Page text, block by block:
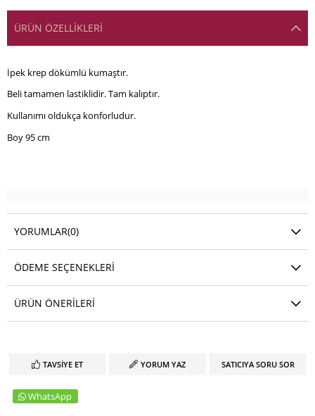
ÜRÜN ÖZELLIKLERI
İpek krep dökümlü kumaştır.
Beli tamamen lastiklidir. Tam kalıptır.
Kullanımı oldukça konforludur.
Boy 95 cm
YORUMLAR(0)
ÖDEME SEÇENEKLERI
ÜRÜN ÖNERILERI
TAVSIYE ET YORUM YAZ SATICIYA SORU SOR
WhatsApp